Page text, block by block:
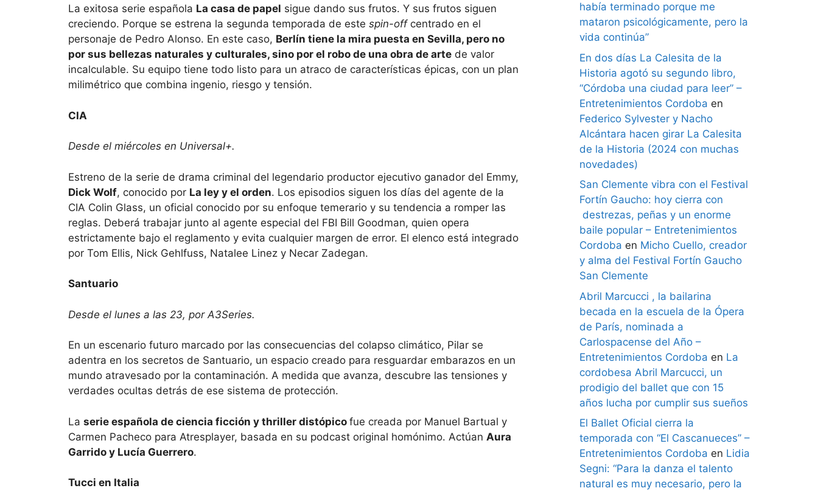
La exitosa serie española La casa de papel sigue dando sus frutos. Y sus frutos siguen
creciendo. Porque se estrena la segunda temporada de este spin-off centrado en el
personaje de Pedro Alonso. En este caso, Berlín tiene la mira puesta en Sevilla, pero no
por sus bellezas naturales y culturales, sino por el robo de una obra de arte de valor
incalculable. Su equipo tiene todo listo para un atraco de características épicas, con un plan
milimétrico que combina ingenio, riesgo y tensión.
CIA
Desde el miércoles en Universal+.
Estreno de la serie de drama criminal del legendario productor ejecutivo ganador del Emmy,
Dick Wolf, conocido por La ley y el orden. Los episodios siguen los días del agente de la
CIA Colin Glass, un oficial conocido por su enfoque temerario y su tendencia a romper las
reglas. Deberá trabajar junto al agente especial del FBI Bill Goodman, quien opera
estrictamente bajo el reglamento y evita cualquier margen de error. El elenco está integrado
por Tom Ellis, Nick Gehlfuss, Natalee Linez y Necar Zadegan.
Santuario
Desde el lunes a las 23, por A3Series.
En un escenario futuro marcado por las consecuencias del colapso climático, Pilar se
adentra en los secretos de Santuario, un espacio creado para resguardar embarazos en un
mundo atravesado por la contaminación. A medida que avanza, descubre las tensiones y
verdades ocultas detrás de ese sistema de protección.
La serie española de ciencia ficción y thriller distópico fue creada por Manuel Bartual y
Carmen Pacheco para Atresplayer, basada en su podcast original homónimo. Actúan Aura
Garrido y Lucía Guerrero.
Tucci en Italia
había terminado porque me
mataron psicológicamente, pero la
vida continúa”
En dos días La Calesita de la
Historia agotó su segundo libro,
“Córdoba una ciudad para leer” –
Entretenimientos Cordoba en
Federico Sylvester y Nacho
Alcántara hacen girar La Calesita
de la Historia (2024 con muchas
novedades)
San Clemente vibra con el Festival
Fortín Gaucho: hoy cierra con
destrezas, peñas y un enorme
baile popular – Entretenimientos
Cordoba en Micho Cuello, creador
y alma del Festival Fortín Gaucho
San Clemente
Abril Marcucci , la bailarina
becada en la escuela de la Ópera
de París, nominada a
Carlospacense del Año –
Entretenimientos Cordoba en La
cordobesa Abril Marcucci, un
prodigio del ballet que con 15
años lucha por cumplir sus sueños
El Ballet Oficial cierra la
temporada con “El Cascanueces” –
Entretenimientos Cordoba en Lidia
Segni: “Para la danza el talento
natural es muy necesario, pero la